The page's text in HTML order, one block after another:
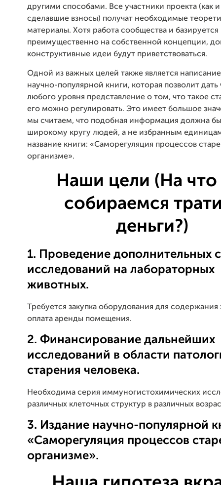
другими способами. Все участники проекта (как
сделавшие взносы) получат необходимые
материалы. Хотя работа сообщества и базируется
преимущественно на собственной концепции,
конструктивные идеи будут приветствоваться.
Одной из важных целей также является
научно-популярной книги, которая позволит дать
любого уровня представление о том, что такое
его можно регулировать. Это имеет большое
мы считаем, что подобная информация должна
широкому кругу людей, а не избранным
название книги: «Саморегуляция процессов
организме».
Наши цели (На
собираемся
деньги?)
1. Проведение дополнительных
исследований на лабораторных
животных.
Требуется закупка оборудования для
оплата аренды помещения.
2. Финансирование дальнейших
исследований в области
старения человека.
Необходима серия иммуногистохимических
различных клеточных структур в различных
3. Издание научно-популярной
«Саморегуляция процессов
организме».